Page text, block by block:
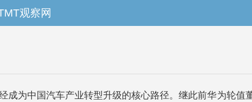
观察网
为中国汽车产业转型升级的核心路径。继此前华为轮值